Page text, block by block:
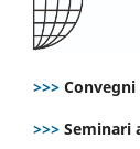
>>> Convegni
>>> Seminari